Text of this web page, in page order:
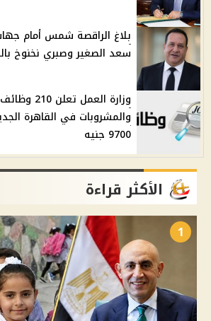
بلاغ الراقصة شمس أمام
سعد الصغير وصبري نخنوخ
وزارة العمل
والمشروبات في القاهرة
9700 جنيه
الأكثر قراءة
1